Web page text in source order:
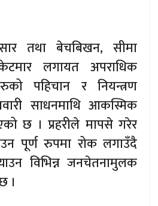
तथा बेचबिखन, सीमा
लगायत अपराधिक
पहिचान र नियन्त्रण
साधनमाथि आकस्मिक
छ । प्रहरीले मापसे गरेर
पूर्ण रुपमा रोक लगाउँदै
विभिन्न जनचेतनामुलक
।